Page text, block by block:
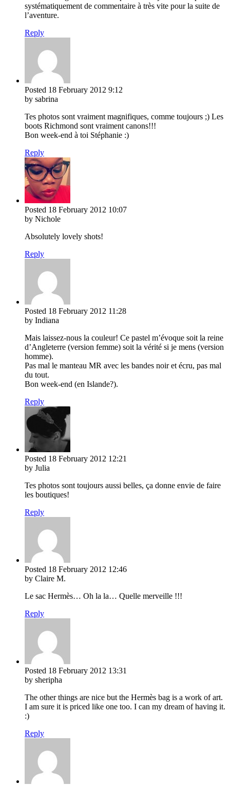
systématiquement de commentaire à très vite pour la suite de
l’aventure.
Reply
Posted 18 February 2012 9:12
by sabrina
Tes photos sont vraiment magnifiques, comme toujours ;) Les
boots Richmond sont vraiment canons!!!
Bon week-end à toi Stéphanie :)
Reply
Posted 18 February 2012 10:07
by Nichole
Absolutely lovely shots!
Reply
Posted 18 February 2012 11:28
by Indiana
Mais laissez-nous la couleur! Ce pastel m’évoque soit la reine
d’Angleterre (version femme) soit la vérité si je mens (version
homme).
Pas mal le manteau MR avec les bandes noir et écru, pas mal
du tout.
Bon week-end (en Islande?).
Reply
Posted 18 February 2012 12:21
by Julia
Tes photos sont toujours aussi belles, ça donne envie de faire
les boutiques!
Reply
Posted 18 February 2012 12:46
by Claire M.
Le sac Hermès… Oh la la… Quelle merveille !!!
Reply
Posted 18 February 2012 13:31
by sheripha
The other things are nice but the Hermès bag is a work of art.
I am sure it is priced like one too. I can my dream of having it.
:)
Reply